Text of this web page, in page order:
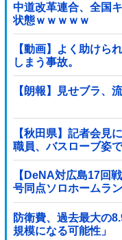
中道改革連合、全国
状態ｗｗｗｗｗ
【動画】よく助けら
しまう事故。
【朗報】見せブラ、流
【秋田県】記者会見
職員、バスローブ姿
取りへ
【DeNA対広島17回
号同点ソロホームラ
他
防衛費、過去最大の
規模になる可能性」